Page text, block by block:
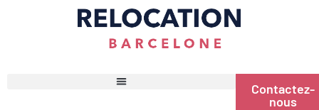
Contactez-
nous